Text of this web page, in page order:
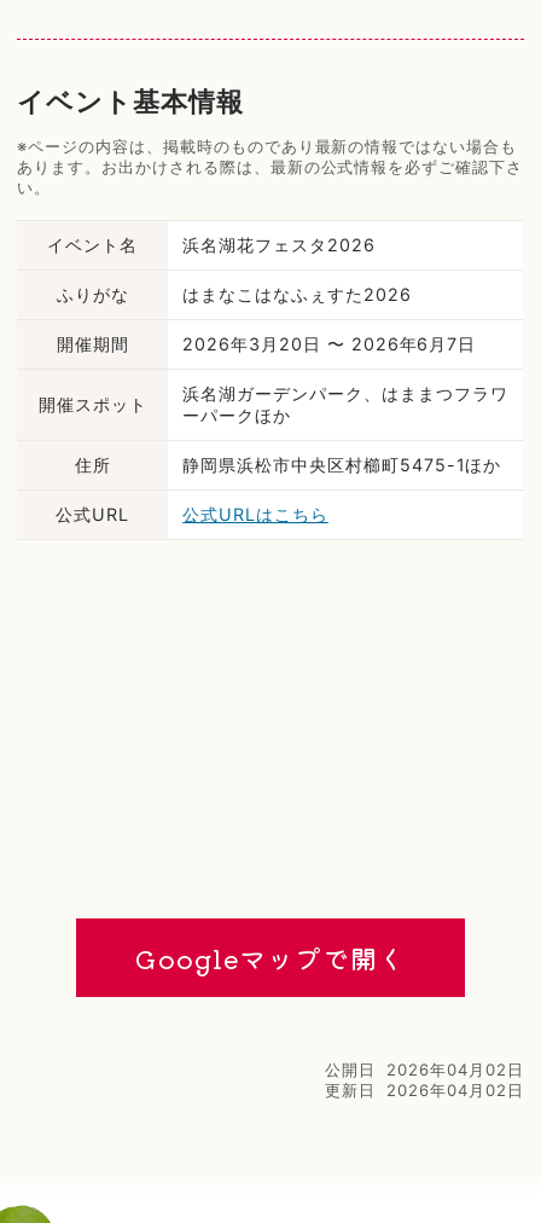
イベント基本情報
※ページの内容は、掲載時のものであり最新の情報ではない場合も
あります。お出かけされる際は、最新の公式情報を必ずご確認下さ
い。
イベント名 浜名湖花フェスタ2026
ふりがな はまなこはなふぇすた2026
開催期間 2026年3月20日 〜 2026年6月7日
開催スポット
浜名湖ガーデンパーク、はままつフラワ
ーパークほか
住所 静岡県浜松市中央区村櫛町5475-1ほか
公式URL 公式URLはこちら
Googleマップで開く
公開日
2026年04月02日
更新日
2026年04月02日